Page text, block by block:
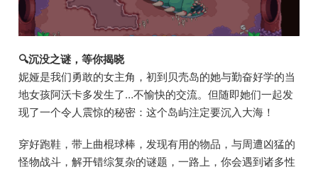
🔍沉没之谜，等你揭晓
妮娅是我们勇敢的女主角，初到贝壳岛的她与勤奋好学的当
地女孩阿沃卡多发生了…不愉快的交流。但随即她们一起发
现了一个令人震惊的秘密：这个岛屿注定要沉入大海！
穿好跑鞋，带上曲棍球棒，发现有用的物品，与周遭凶猛的
怪物战斗，解开错综复杂的谜题，一路上，你会遇到诸多性